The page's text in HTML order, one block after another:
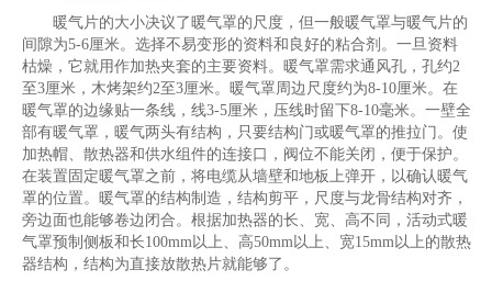
暖气片的大小决议了暖气罩的尺度，但一般暖气罩与暖气片的
间隙为5-6厘米。选择不易变形的资料和良好的粘合剂。一旦资料
枯燥，它就用作加热夹套的主要资料。暖气罩需求通风孔，孔约2
至3厘米，木烤架约2至3厘米。暖气罩周边尺度约为8-10厘米。在
暖气罩的边缘贴一条线，线3-5厘米，压线时留下8-10毫米。一壁全
部有暖气罩，暖气两头有结构，只要结构门或暖气罩的推拉门。使
加热帽、散热器和供水组件的连接口，阀位不能关闭，便于保护。
在装置固定暖气罩之前，将电缆从墙壁和地板上弹开，以确认暖气
罩的位置。暖气罩的结构制造，结构剪平，尺度与龙骨结构对齐，
旁边面也能够卷边闭合。根据加热器的长、宽、高不同，活动式暖
气罩预制侧板和长100mm以上、高50mm以上、宽15mm以上的散热
器结构，结构为直接放散热片就能够了。